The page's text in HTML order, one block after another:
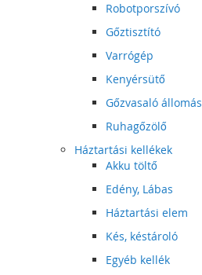
Robotporszívó
Gőztisztító
Varrógép
Kenyérsütő
Gőzvasaló állomás
Ruhagőzölő
Háztartási kellékek
Akku töltő
Edény, Lábas
Háztartási elem
Kés, késtároló
Egyéb kellék